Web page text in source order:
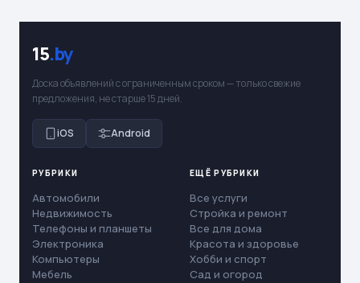
15.by
Доска объявлений с ограниченным сроком — только свежие
предложения, не старше 15 дней.
iOS Android
РУБРИКИ
Автомобили
Недвижимость
Телефоны и планшеты
Электроника
Компьютеры
Мебель
ЕЩЁ РУБРИКИ
Все услуги
Стройка и ремонт
Все для дома
Красота и здоровье
Хобби и спорт
Сад и огород